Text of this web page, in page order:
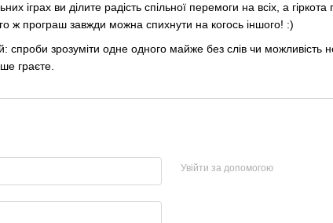
іграх ви ділите радість спільної перемоги на всіх, а
ж програш завжди можна спихнути на когось іншого! :)
спроби зрозуміти одне одного майже без слів чи можливість
граєте.
Увійти за допомогою